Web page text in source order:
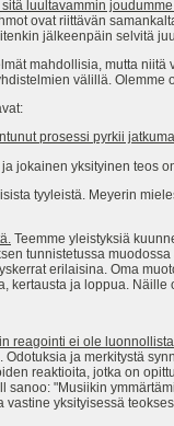
luultavammin
ovat riittävän
jälkeenpäin selvitä
mahdollisia, mutta
välillä.
prosessi pyrkii
jokainen yksityinen teos
tyyleistä. Meyerin
Teemme yleistyksiä
tunnistetussa
erilaisina. Oma
kertausta ja loppua.
reagointi ei ole
ja merkitystä
reaktioita, jotka on
sanoo: "Musiikin
yksityisessä